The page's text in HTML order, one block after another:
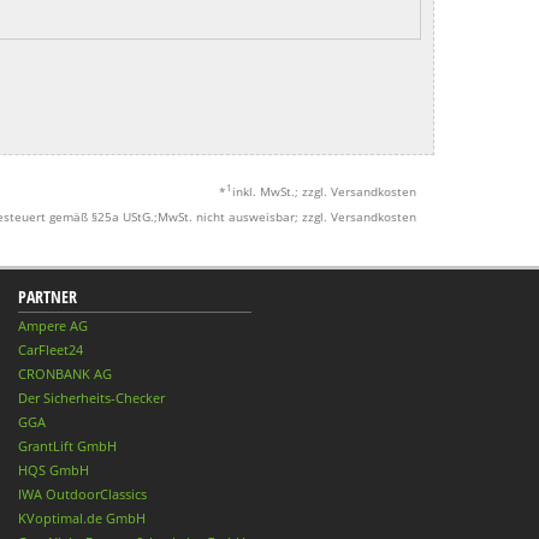
* 1 inkl. MwSt.; zzgl. Versandkosten
gemäß §25a UStG.;MwSt. nicht ausweisbar; zzgl. Versandkosten
PARTNER
Ampere AG
CarFleet24
CRONBANK AG
Der Sicherheits-Checker
GGA
GrantLift GmbH
HQS GmbH
IWA OutdoorClassics
KVoptimal.de GmbH